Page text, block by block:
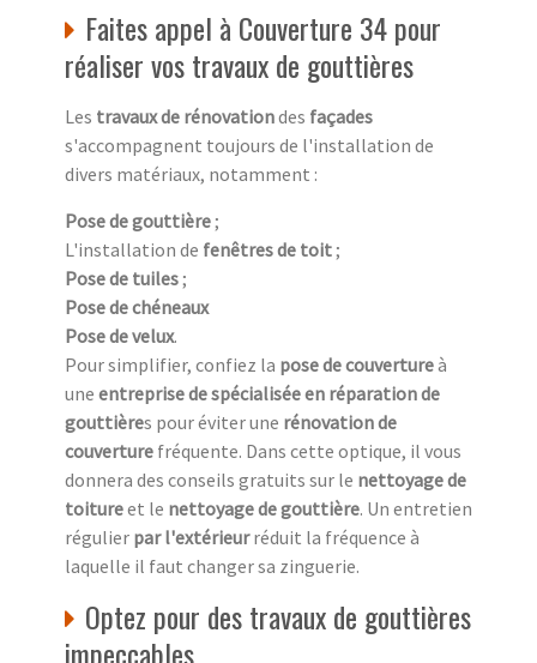
Faites appel à Couverture 34 pour
réaliser vos travaux de gouttières
Les travaux de rénovationdes façades
s'accompagnent toujours de l'installation de
divers matériaux, notamment :
Pose de gouttière ;
L'installation de fenêtres de toit ;
Pose de tuiles ;
Pose de chéneaux
Pose de velux.
Pour simplifier, confiez la pose de couvertureà
une entreprise de spécialisée en réparation de
gouttières pour éviter une rénovation de
couverture fréquente. Dans cette optique, il vous
donnera des conseils gratuits sur le nettoyage de
toitureet le nettoyage de gouttière. Un entretien
régulier par l'extérieurréduit la fréquence à
laquelle il faut changer sa zinguerie.
Optez pour des travaux de gouttières
impeccables